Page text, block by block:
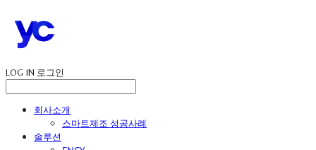
LOG IN 로그인
회사소개
스마트제조 성공사례
솔루션